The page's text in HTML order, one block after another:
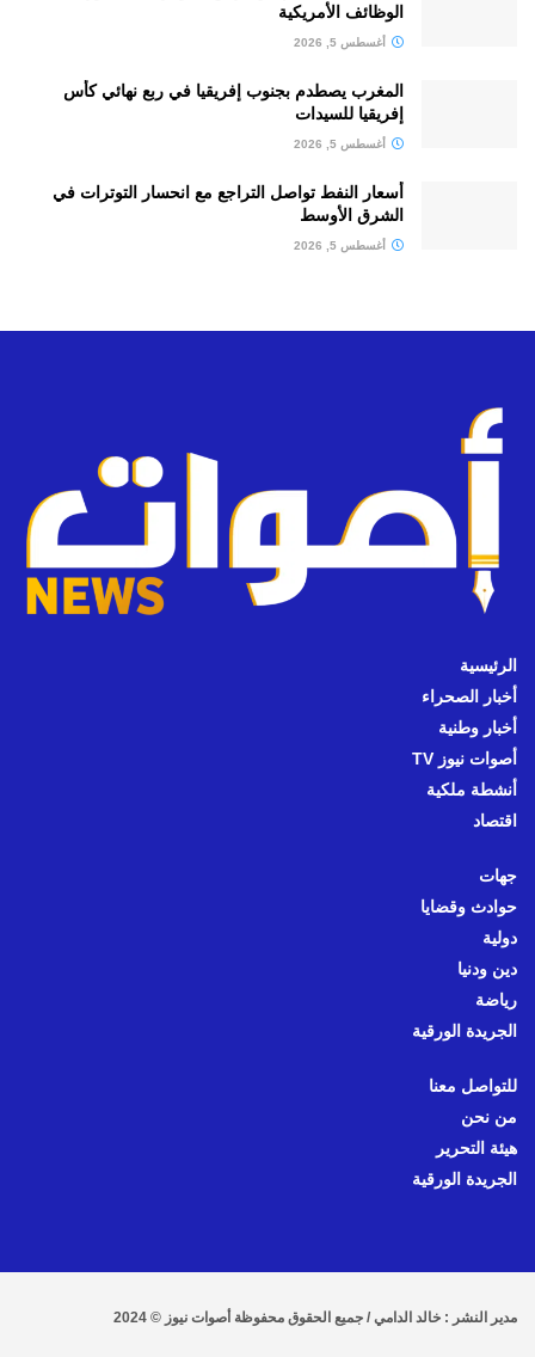
الوظائف الأمريكية
أغسطس 5, 2026
المغرب يصطدم بجنوب إفريقيا في ربع نهائي كأس
إفريقيا للسيدات
أغسطس 5, 2026
أسعار النفط تواصل التراجع مع انحسار التوترات في
الشرق الأوسط
أغسطس 5, 2026
الرئيسية
أخبار الصحراء
أخبار وطنية
أصوات نيوز TV
أنشطة ملكية
اقتصاد
جهات
حوادث وقضايا
دولية
دين ودنيا
رياضة
الجريدة الورقية
للتواصل معنا
من نحن
هيئة التحرير
الجريدة الورقية
مدير النشر : خالد الدامي / جميع الحقوق محفوظة أصوات نيوز © 2024